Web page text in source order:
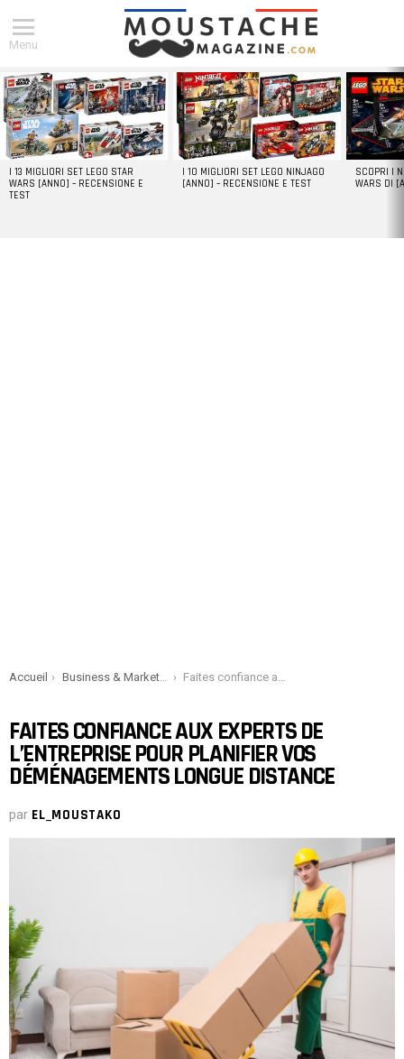
Menu
DERNIERS
ARTICLES
I 13 MIGLIORI SET LEGO STAR
WARS [ANNO] – RECENSIONE E
TEST
I 10 MIGLIORI SET LEGO NINJAGO
[ANNO] – RECENSIONE E TEST
SCOPRI I
WARS DI
You are here:
Accueil Business & Marketing Faites confiance aux experts de l’entreprise pour planifier vos déménagements longue distance
FAITES CONFIANCE AUX EXPERTS DE
L’ENTREPRISE POUR PLANIFIER VOS
DÉMÉNAGEMENTS LONGUE DISTANCE
par EL_MOUSTAKO